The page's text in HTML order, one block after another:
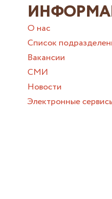
О нас
Список
Вакансии
СМИ
Новости
Электронные